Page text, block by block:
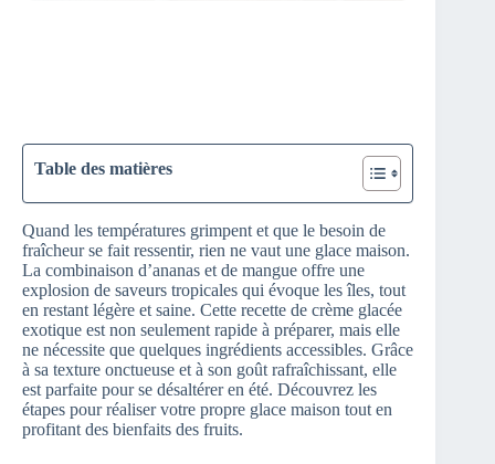
Table des matières
Quand les températures grimpent et que le besoin de
fraîcheur se fait ressentir, rien ne vaut une glace maison.
La combinaison d’ananas et de mangue offre une
explosion de saveurs tropicales qui évoque les îles, tout
en restant légère et saine. Cette recette de crème glacée
exotique est non seulement rapide à préparer, mais elle
ne nécessite que quelques ingrédients accessibles. Grâce
à sa texture onctueuse et à son goût rafraîchissant, elle
est parfaite pour se désaltérer en été. Découvrez les
étapes pour réaliser votre propre glace maison tout en
profitant des bienfaits des fruits.